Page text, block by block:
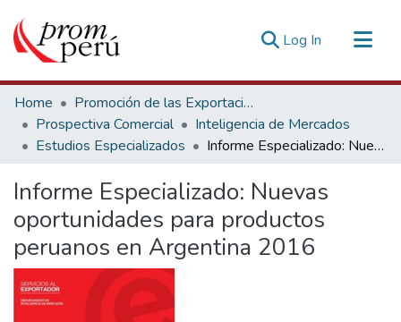
Log In (current)
Communities & Collections
All of DSpace
Statistics
Home
Promoción de las Exportaciones
Prospectiva Comercial
Inteligencia de Mercados
Estudios Especializados
Informe Especializado: Nuevas oportunidades para productos peruanos en Argentina 2016
Informe Especializado: Nuevas
oportunidades para productos
peruanos en Argentina 2016